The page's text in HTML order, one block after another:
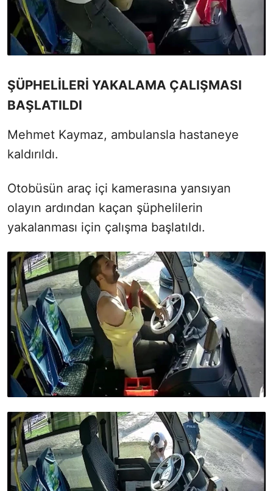
ŞÜPHELİLERİ YAKALAMA ÇALIŞMASI
BAŞLATILDI
Mehmet Kaymaz, ambulansla hastaneye
kaldırıldı.
Otobüsün araç içi kamerasına yansıyan
olayın ardından kaçan şüphelilerin
yakalanması için çalışma başlatıldı.